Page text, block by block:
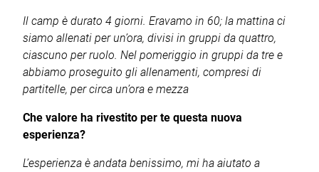
Il camp è durato 4 giorni. Eravamo in 60; la mattina ci
siamo allenati per un’ora, divisi in gruppi da quattro,
ciascuno per ruolo. Nel pomeriggio in gruppi da tre e
abbiamo proseguito gli allenamenti, compresi di
partitelle, per circa un’ora e mezza
Che valore ha rivestito per te questa nuova
esperienza?
L’esperienza è andata benissimo, mi ha aiutato a